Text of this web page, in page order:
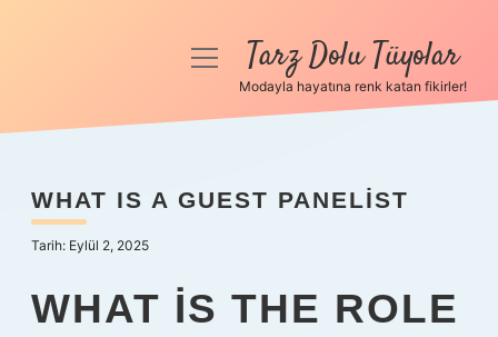
Anasayfa
Yasal Uyarı
menüyüTarz Dolu Tüyolar
Modayla hayatına renk katan fikirler!
WHAT IS A GUEST PANELIST
Tarih: Eylül 2, 2025
WHAT IS THE ROLE